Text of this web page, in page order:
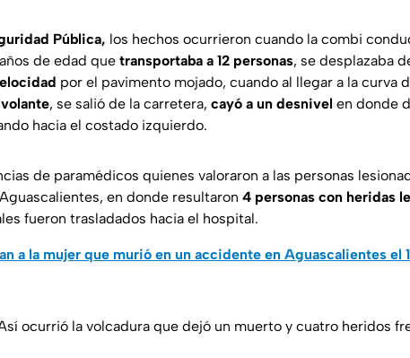
Pública, los hechos ocurrieron cuando la combi
de edad que transportaba a 12 personas, se desplazaba
por el pavimento mojado, cuando al llegar a la curva
, se salió de la carretera, cayó a un desnivel en donde
hacia el costado izquierdo.
de paramédicos quienes valoraron a las personas
en donde resultaron 4 personas con heridas
fueron trasladados hacia el hospital.
a la mujer que murió en un accidente en Aguascalientes el
ocurrió la volcadura que dejó un muerto y cuatro heridos